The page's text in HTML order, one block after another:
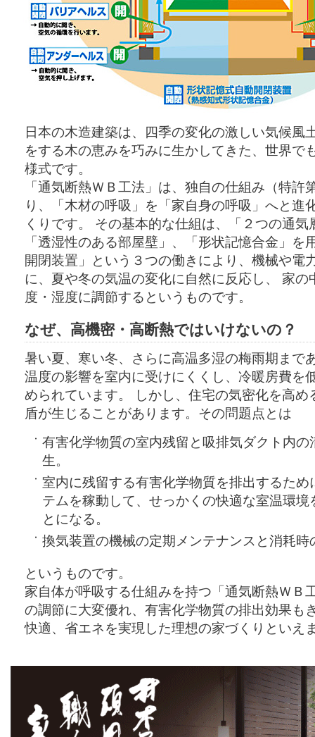
日本の木造建築は、四季の変化の激しい気候風
をする木の恵みを巧みに生かしてきた、世界で
様式です。
「通気断熱ＷＢ工法」は、独自の仕組み（特許
り、「木材の呼吸」を「家自身の呼吸」へと進
くりです。 その基本的な仕組は、「２つの通気
「透湿性のある部屋壁」、「形状記憶合金」を
開閉装置」という３つの働きにより、機械や電
に、夏や冬の気温の変化に自然に反応し、 家の
度・湿度に調節するというものです。
なぜ、高機密・高断熱ではいけないの？
暑い夏、寒い冬、さらに高温多湿の梅雨期まで
温度の影響を室内に受けにくくし、冷暖房費を
められています。 しかし、住宅の気密化を高め
盾が生じることがあります。その問題点とは
有害化学物質の室内残留と吸排気ダクト内の
生。
室内に残留する有害化学物質を排出するため
テムを稼動して、せっかくの快適な室温環境
とになる。
換気装置の機械の定期メンテナンスと消耗時
というものです。
家自体が呼吸する仕組みを持つ「通気断熱ＷＢ
の調節に大変優れ、有害化学物質の排出効果も
快適、省エネを実現した理想の家づくりといえ